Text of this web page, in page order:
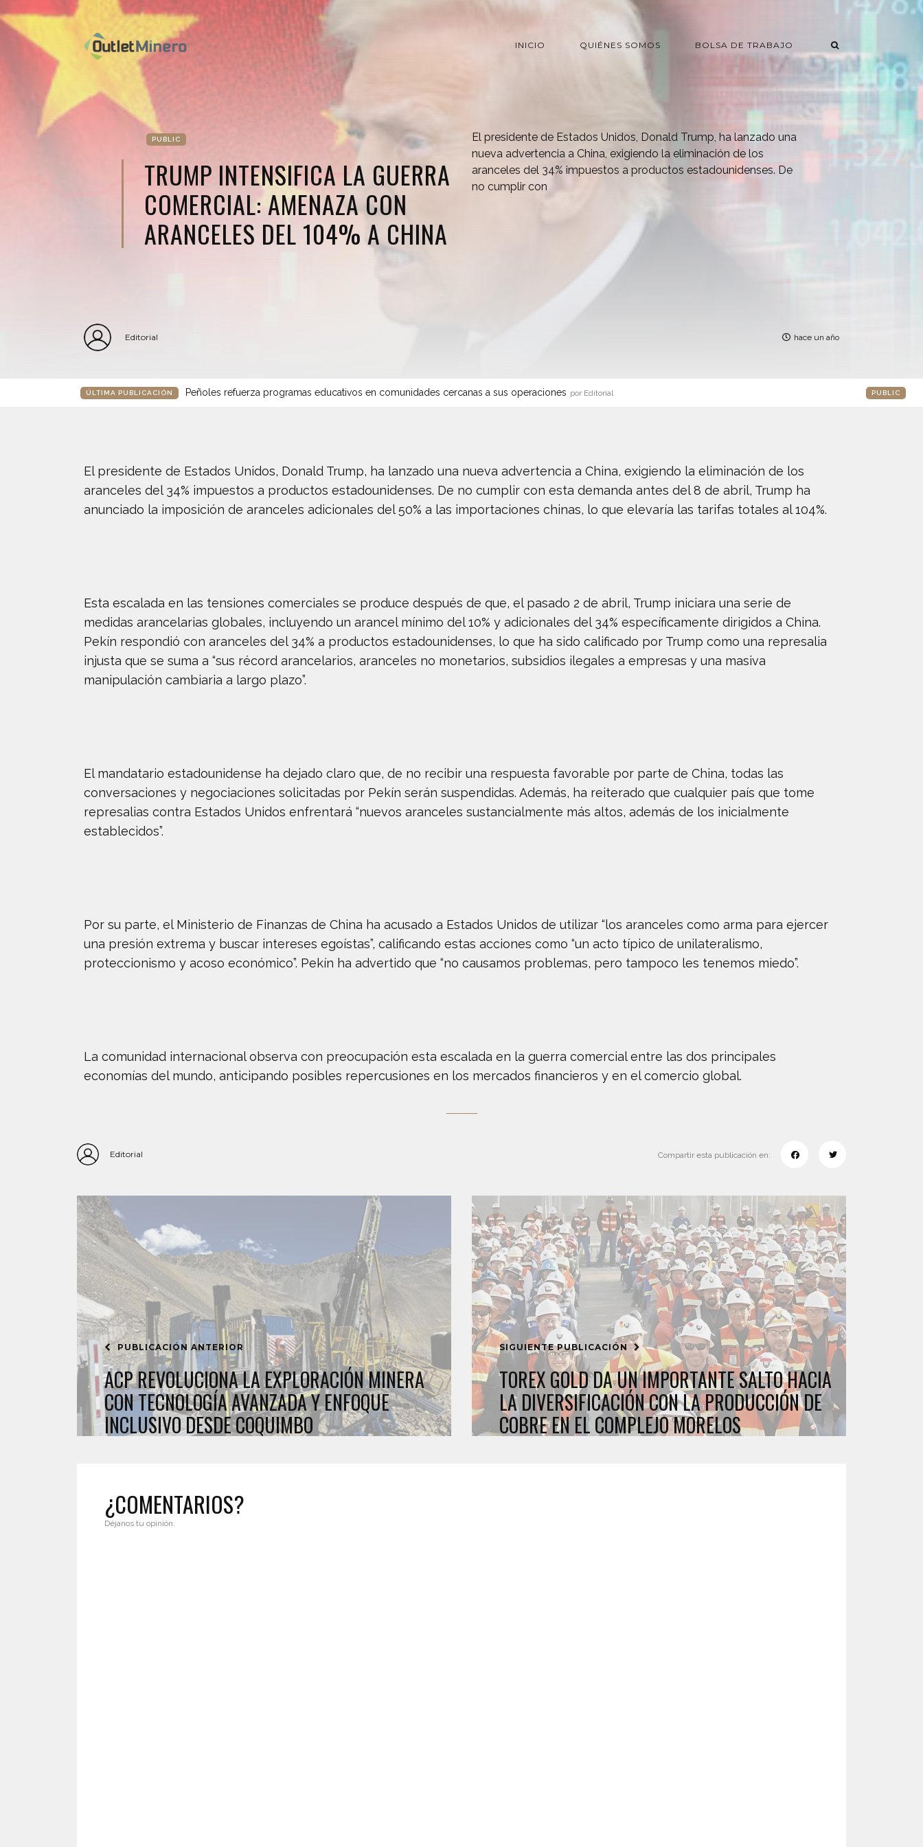
INICIO QUIÉNES SOMOS BOLSA DE TRABAJO
PUBLIC
TRUMP INTENSIFICA LA GUERRA
COMERCIAL: AMENAZA CON
ARANCELES DEL 104% A CHINA
El presidente de Estados Unidos, Donald Trump, ha lanzado una
nueva advertencia a China, exigiendo la eliminación de los
aranceles del 34% impuestos a productos estadounidenses. De
no cumplir con
Editorial hace un año
ÚLTIMA PUBLICACIÓN Peñoles refuerza programas educativos en comunidades cercanas a sus operaciones por Editorial PUBLIC
El presidente de Estados Unidos, Donald Trump, ha lanzado una nueva advertencia a China, exigiendo la eliminación de los
aranceles del 34% impuestos a productos estadounidenses. De no cumplir con esta demanda antes del 8 de abril, Trump ha
anunciado la imposición de aranceles adicionales del 50% a las importaciones chinas, lo que elevaría las tarifas totales al 104%.
Esta escalada en las tensiones comerciales se produce después de que, el pasado 2 de abril, Trump iniciara una serie de
medidas arancelarias globales, incluyendo un arancel mínimo del 10% y adicionales del 34% específicamente dirigidos a China.
Pekín respondió con aranceles del 34% a productos estadounidenses, lo que ha sido calificado por Trump como una represalia
injusta que se suma a “sus récord arancelarios, aranceles no monetarios, subsidios ilegales a empresas y una masiva
manipulación cambiaria a largo plazo”.
El mandatario estadounidense ha dejado claro que, de no recibir una respuesta favorable por parte de China, todas las
conversaciones y negociaciones solicitadas por Pekín serán suspendidas. Además, ha reiterado que cualquier país que tome
represalias contra Estados Unidos enfrentará “nuevos aranceles sustancialmente más altos, además de los inicialmente
establecidos”.
Por su parte, el Ministerio de Finanzas de China ha acusado a Estados Unidos de utilizar “los aranceles como arma para ejercer
una presión extrema y buscar intereses egoístas”, calificando estas acciones como “un acto típico de unilateralismo,
proteccionismo y acoso económico”. Pekín ha advertido que “no causamos problemas, pero tampoco les tenemos miedo”.
La comunidad internacional observa con preocupación esta escalada en la guerra comercial entre las dos principales
economías del mundo, anticipando posibles repercusiones en los mercados financieros y en el comercio global.
Editorial Compartir esta publicación en:
PUBLICACIÓN ANTERIOR
ACP REVOLUCIONA LA EXPLORACIÓN MINERA
CON TECNOLOGÍA AVANZADA Y ENFOQUE
INCLUSIVO DESDE COQUIMBO
SIGUIENTE PUBLICACIÓN
TOREX GOLD DA UN IMPORTANTE SALTO HACIA
LA DIVERSIFICACIÓN CON LA PRODUCCIÓN DE
COBRE EN EL COMPLEJO MORELOS
¿COMENTARIOS?
Déjanos tu opinión.